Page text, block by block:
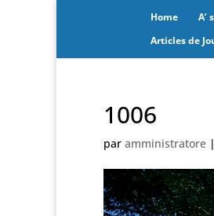
Home A’
Articles de
1006
par amministratore |